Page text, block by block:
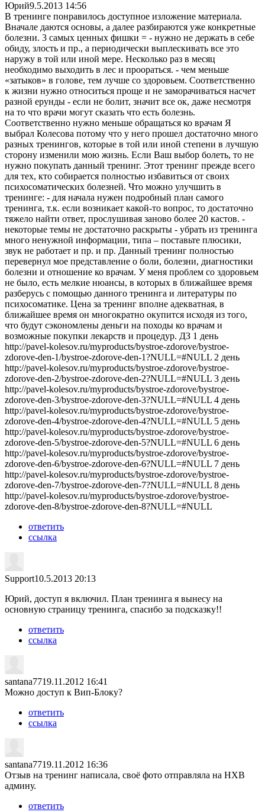
Юрий9.5.2013 14:56
В тренинге понравилось доступное изложение материала.
Вначале даются основы, а далее разбираются уже конкретные
болезни. 3 самых ценных фишки = - нужно не держать в себе
обиду, злость и пр., а периодически выплескивать все это
наружу в той или иной мере. Несколько раз в месяц
необходимо выходить в лес и проораться. - чем меньше
«затыков» в голове, тем лучше со здоровьем. Соответственно
к жизни нужно относиться проще и не заморачиваться насчет
разной ерунды - если не болит, значит все ок, даже несмотря
на то что врачи могут сказать что есть болезнь.
Соответственно нужно меньше обращаться ко врачам Я
выбрал Колесова потому что у него прошел достаточно много
разных тренингов, которые в той или иной степени в лучшую
сторону изменили мою жизнь. Если Ваш выбор болеть, то не
нужно покупать данный тренинг. Этот тренинг прежде всего
для тех, кто собирается полностью избавиться от своих
психосоматических болезней. Что можно улучшить в
тренинге: - для начала нужен подробный план самого
тренинга, т.к. если возникает какой-то вопрос, то достаточно
тяжело найти ответ, прослушивая заново более 20 кастов. -
некоторые темы не достаточно раскрыты - убрать из тренинга
много ненужной информации, типа – поставьте плюсики,
звук не работает и пр. и пр. Данный тренинг полностью
перевернул мое представление о боли, болезни, диагностики
болезни и отношение ко врачам. У меня проблем со здоровьем
не было, есть мелкие нюансы, в которых в ближайшее время
разберусь с помощью данного тренинга и литературы по
психосоматике. Цена за тренинг вполне адекватная, в
ближайшее время он многократно окупится исходя из того,
что будут сэкономлены деньги на походы ко врачам и
возможные покупки лекарств и процедур. ДЗ 1 день
http://pavel-kolesov.ru/myproducts/bystroe-zdorove/bystroe-
zdorove-den-1/bystroe-zdorove-den-1?NULL=#NULL 2 день
http://pavel-kolesov.ru/myproducts/bystroe-zdorove/bystroe-
zdorove-den-2/bystroe-zdorove-den-2?NULL=#NULL 3 день
http://pavel-kolesov.ru/myproducts/bystroe-zdorove/bystroe-
zdorove-den-3/bystroe-zdorove-den-3?NULL=#NULL 4 день
http://pavel-kolesov.ru/myproducts/bystroe-zdorove/bystroe-
zdorove-den-4/bystroe-zdorove-den-4?NULL=#NULL 5 день
http://pavel-kolesov.ru/myproducts/bystroe-zdorove/bystroe-
zdorove-den-5/bystroe-zdorove-den-5?NULL=#NULL 6 день
http://pavel-kolesov.ru/myproducts/bystroe-zdorove/bystroe-
zdorove-den-6/bystroe-zdorove-den-6?NULL=#NULL 7 день
http://pavel-kolesov.ru/myproducts/bystroe-zdorove/bystroe-
zdorove-den-7/bystroe-zdorove-den-7?NULL=#NULL 8 день
http://pavel-kolesov.ru/myproducts/bystroe-zdorove/bystroe-
zdorove-den-8/bystroe-zdorove-den-8?NULL=#NULL
ответить
ссылка
Support10.5.2013 20:13
Юрий, доступ я включил. План тренинга я вынесу на
основную страницу тренинга, спасибо за подсказку!!
ответить
ссылка
santana7719.11.2012 16:41
Можно доступ к Вип-Блоку?
ответить
ссылка
santana7719.11.2012 16:36
Отзыв на тренинг написала, своё фото отправляла на НХВ
админу.
ответить